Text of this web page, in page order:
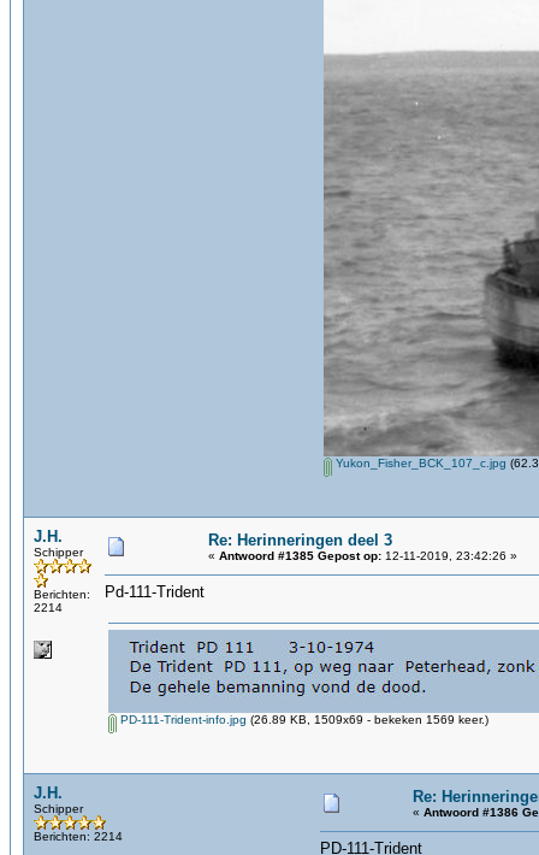
Yukon_Fisher_BCK_107_c.jpg
J.H.
Schipper
Berichten:
2214
Re: Herinneringen deel 3
« Antwoord #1385 Gepost op: 12-11-2019, 23:42:26 »
Pd-111-Trident
PD-111-Trident-info.jpg (26.89 KB, 1509x69 - bekeken 1569 keer.)
J.H.
Schipper
Berichten: 2214
Re:
« Antwoord #1386
PD-111-Trident